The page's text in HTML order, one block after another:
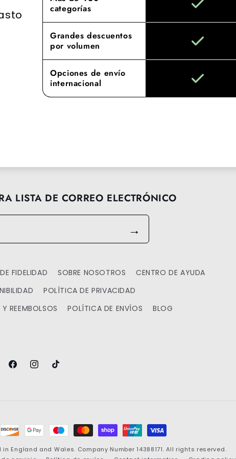
categorías
Grandes descuentos
por volumen
Opciones de envío
internacional
LISTA DE CORREO ELECTRÓNICO
→
FIDELIDAD SOBRE NOSOTROS
CENTRO DE AYUDA
POLÍTICA DE PRIVACIDAD
REEMBOLSOS
POLÍTICA DE ENVÍOS BLOG
FacebookInstagramTikTok
in England and Wales. Company Number 14388171. All rights reserved.